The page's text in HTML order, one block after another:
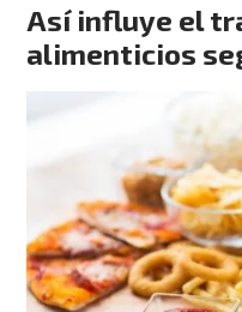
Así influye el
alimenticios